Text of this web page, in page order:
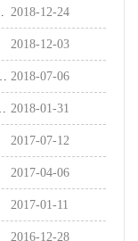
的若干意见 2018-12-24
2018-12-03
（2016-2030年）》 2018-07-06
共服务均等化规划的通知 2018-01-31
2017-07-12
2017-04-06
2017-01-11
2016-12-28